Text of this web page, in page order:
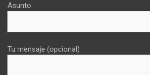
Asunto
Tu mensaje (opcional)